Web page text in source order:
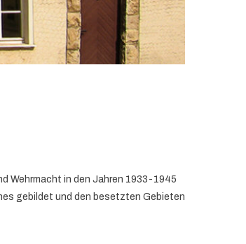
Wehrmacht in den Jahren 1933-1945
gebildet und den besetzten Gebieten